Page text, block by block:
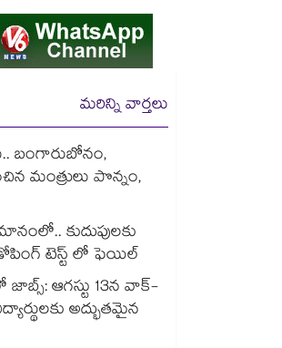
మరిన్ని వార్తలు
బంగారుబోనం,
మంత్రులు పొన్నం,
కుదుపులకు
టెస్ట్ లో ఫెయిల్
జాబ్స్: ఆగస్టు 13న వాక్-
అద్భుతమైన